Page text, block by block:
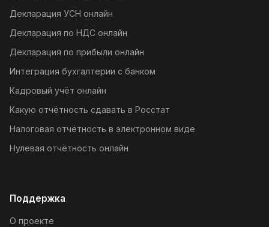
Декларация УСН онлайн
Декларация по НДС онлайн
Декларация по прибыли онлайн
Интеграция бухгалтерии с банком
Кадровый учёт онлайн
Какую отчётность сдавать в Росстат
Налоговая отчётность в электронном виде
Нулевая отчётность онлайн
Поддержка
О проекте